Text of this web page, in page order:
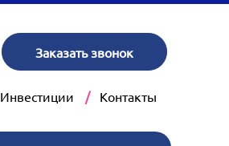
Заказать звонок
Инвестиции Контакты